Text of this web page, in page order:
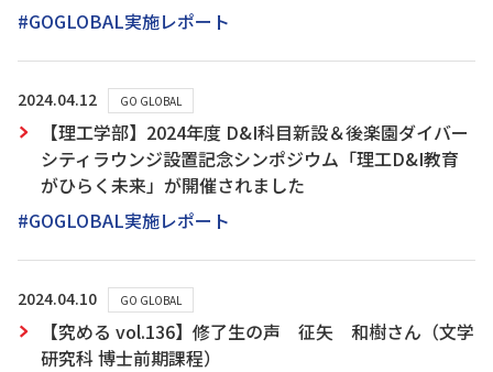
#GOGLOBAL実施レポート
2024.04.12 GO GLOBAL
【理工学部】2024年度 D&I科目新設＆後楽園ダイバー
シティラウンジ設置記念シンポジウム「理工D&I教育
がひらく未来」が開催されました
#GOGLOBAL実施レポート
2024.04.10 GO GLOBAL
【究める vol.136】修了生の声 征矢 和樹さん（文学
研究科 博士前期課程）